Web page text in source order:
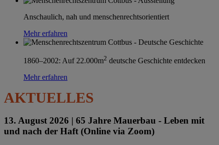
Anschaulich, nah und menschenrechtsorientiert
Mehr erfahren
1860–2002: Auf 22.000m2 deutsche Geschichte entdecken
Mehr erfahren
AKTUELLES
13. August 2026 | 65 Jahre Mauerbau - Leben mit
und nach der Haft (Online via Zoom)